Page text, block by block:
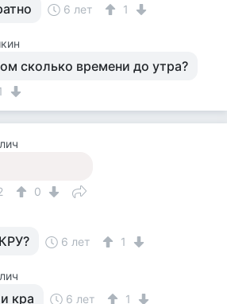
6 лет 1
сколько времени до утра?
0
6 лет 1
кра 6 лет 1